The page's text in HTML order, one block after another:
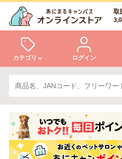
取
カテゴリ
犬
小動物・鳥
ログイン
ログイン
会員登録
あにまるキャンパスについて